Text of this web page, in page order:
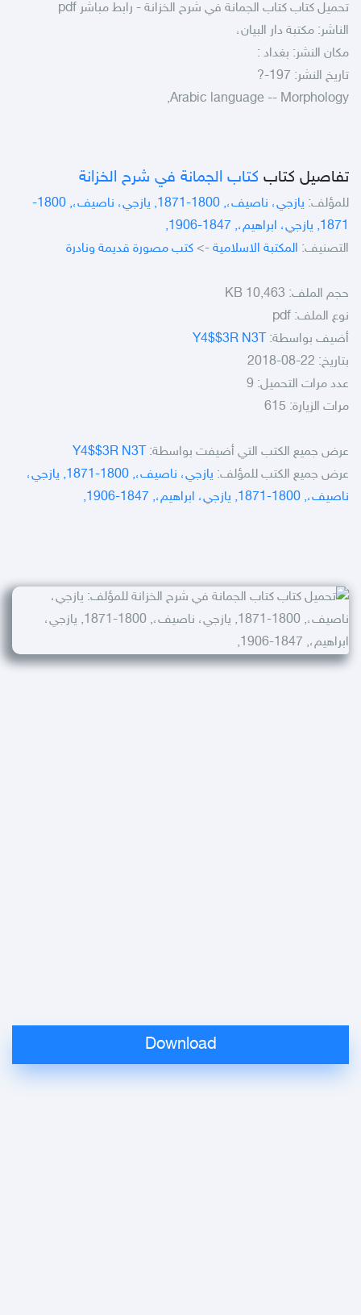
تحميل كتاب كتاب الجمانة في شرح الخزانة - رابط مباشر pdf
الناشر: مكتبة دار البيان،
مكان النشر: بغداد :
تاريخ النشر: 197-?
Arabic language -- Morphology,
تفاصيل كتاب كتاب الجمانة في شرح الخزانة
للمؤلف:
يازجي، ناصيف،, 1800-1871, يازجي، ناصيف،, 1800-
1871, يازجي، ابراهيم،, 1847-1906,
التصنيف: المكتبة الاسلامية -> كتب مصورة قديمة ونادرة
حجم الملف: 10,463 KB
نوع الملف: pdf
أضيف بواسطة: Y4$$3R N3T
بتاريخ: 22-08-2018
عدد مرات التحميل: 9
مرات الزيارة: 615
عرض جميع الكتب التي أضيفت بواسطة: Y4$$3R N3T
عرض جميع الكتب للمؤلف:
يازجي، ناصيف،, 1800-1871, يازجي،
ناصيف،, 1800-1871, يازجي، ابراهيم،, 1847-1906,